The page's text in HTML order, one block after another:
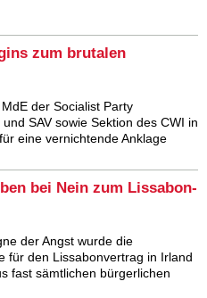
zum brutalen
der Socialist Party
SAV sowie Sektion des CWI in
eine vernichtende Anklage
bei Nein zum Lissabon-
der Angst wurde die
für den Lissabonvertrag in Irland
fast sämtlichen bürgerlichen